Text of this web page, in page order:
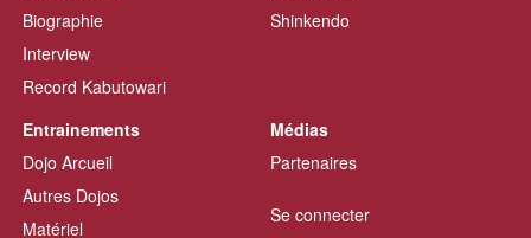
Biographie
Interview
Record Kabutowari
Shinkendo
Entrainements
Dojo Arcueil
Autres Dojos
Matériel
Médias
Partenaires
Se connecter